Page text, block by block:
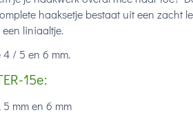
haaksetje bestaat uit een zacht
liniaaltje.
/ 5 en 6 mm.
15e:
mm en 6 mm